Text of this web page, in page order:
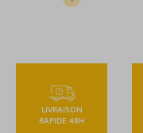
LIVRAISON
RAPIDE 48H